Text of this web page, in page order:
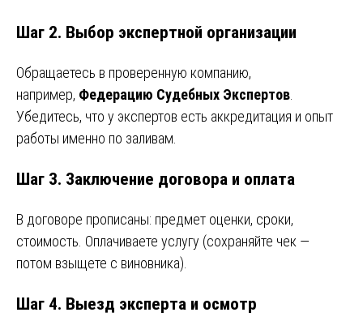
Шаг 2. Выбор экспертной организации
Обращаетесь в проверенную компанию,
например, Федерацию Судебных Экспертов
Убедитесь, что у экспертов есть аккредитация и опыт
работы именно по заливам.
Шаг 3. Заключение договора и оплата
В договоре прописаны: предмет оценки, сроки,
стоимость. Оплачиваете услугу (сохраняйте чек —
потом взыщете с виновника).
Шаг 4. Выезд эксперта и осмотр